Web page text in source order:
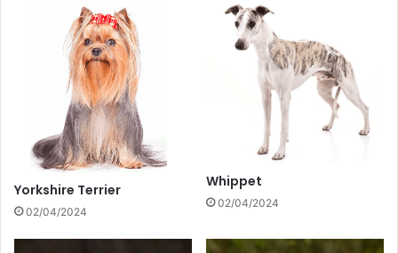
Yorkshire Terrier
02/04/2024
Whippet
02/04/2024